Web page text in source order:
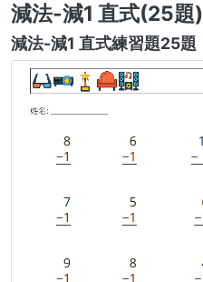
減法-減1 直式(25題)
減法-減1 直式練習題25題